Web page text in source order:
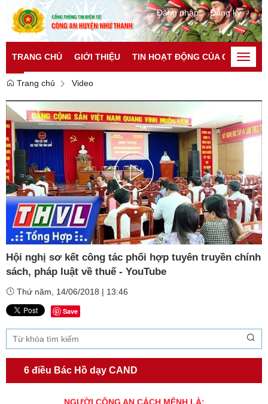
Đăng nhập Đăng ký
TRANG CHỦ GIỚI THIỆU TIN HOẠT ĐỘNG CỦA CATPToggle
Trang chủ
Video
Play
Video
Hội nghị sơ kết công tác phối hợp tuyên truyền chính
sách, pháp luật về thuế - YouTube
Thứ năm, 14/06/2018 | 13:46
Save
6 điều Bác Hồ dạy CAND
TƯ CÁCH
NGƯỜI CÔNG AN CÁCH MỆNH LÀ: